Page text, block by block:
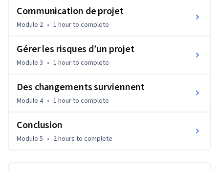
À la fin de ce cours, vous serez en mesure de :
1.       Définir les composantes d'un plan de gestion des
communications
2.       Comprendre l'importance des canaux de
communication
3.       Définir les éléments clés nécessaires pour mesurer et
          performance des coûts
4.       Identifier les événements à risque du projet
6.       Développer des réponses pour un risque hautement
prioritaire
Communication de projet
Module 2 • 1 hourto complete
Gérer les risques d’un projet
Module 3 • 1 hourto complete
Des changements surviennent
Module 4 • 1 hourto complete
Conclusion
Module 5 • 2 hours to complete